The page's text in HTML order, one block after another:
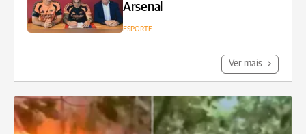
Arsenal
ESPORTE
Ver mais